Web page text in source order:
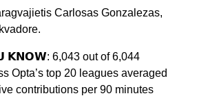
Carlosas Gonzalezas,
𝗞𝗡𝗢𝗪: 6,043 out of 6,044
Opta’s top 20 leagues averaged
contributions per 90 minutes